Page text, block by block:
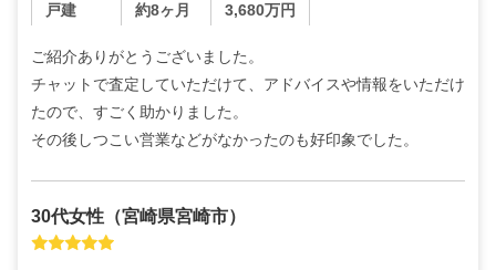
戸建
約8ヶ月
3,680万円
ご紹介ありがとうございました。
チャットで査定していただけて、アドバイスや情報をいただけ
たので、すごく助かりました。
その後しつこい営業などがなかったのも好印象でした。
30代女性 （宮崎県宮崎市）